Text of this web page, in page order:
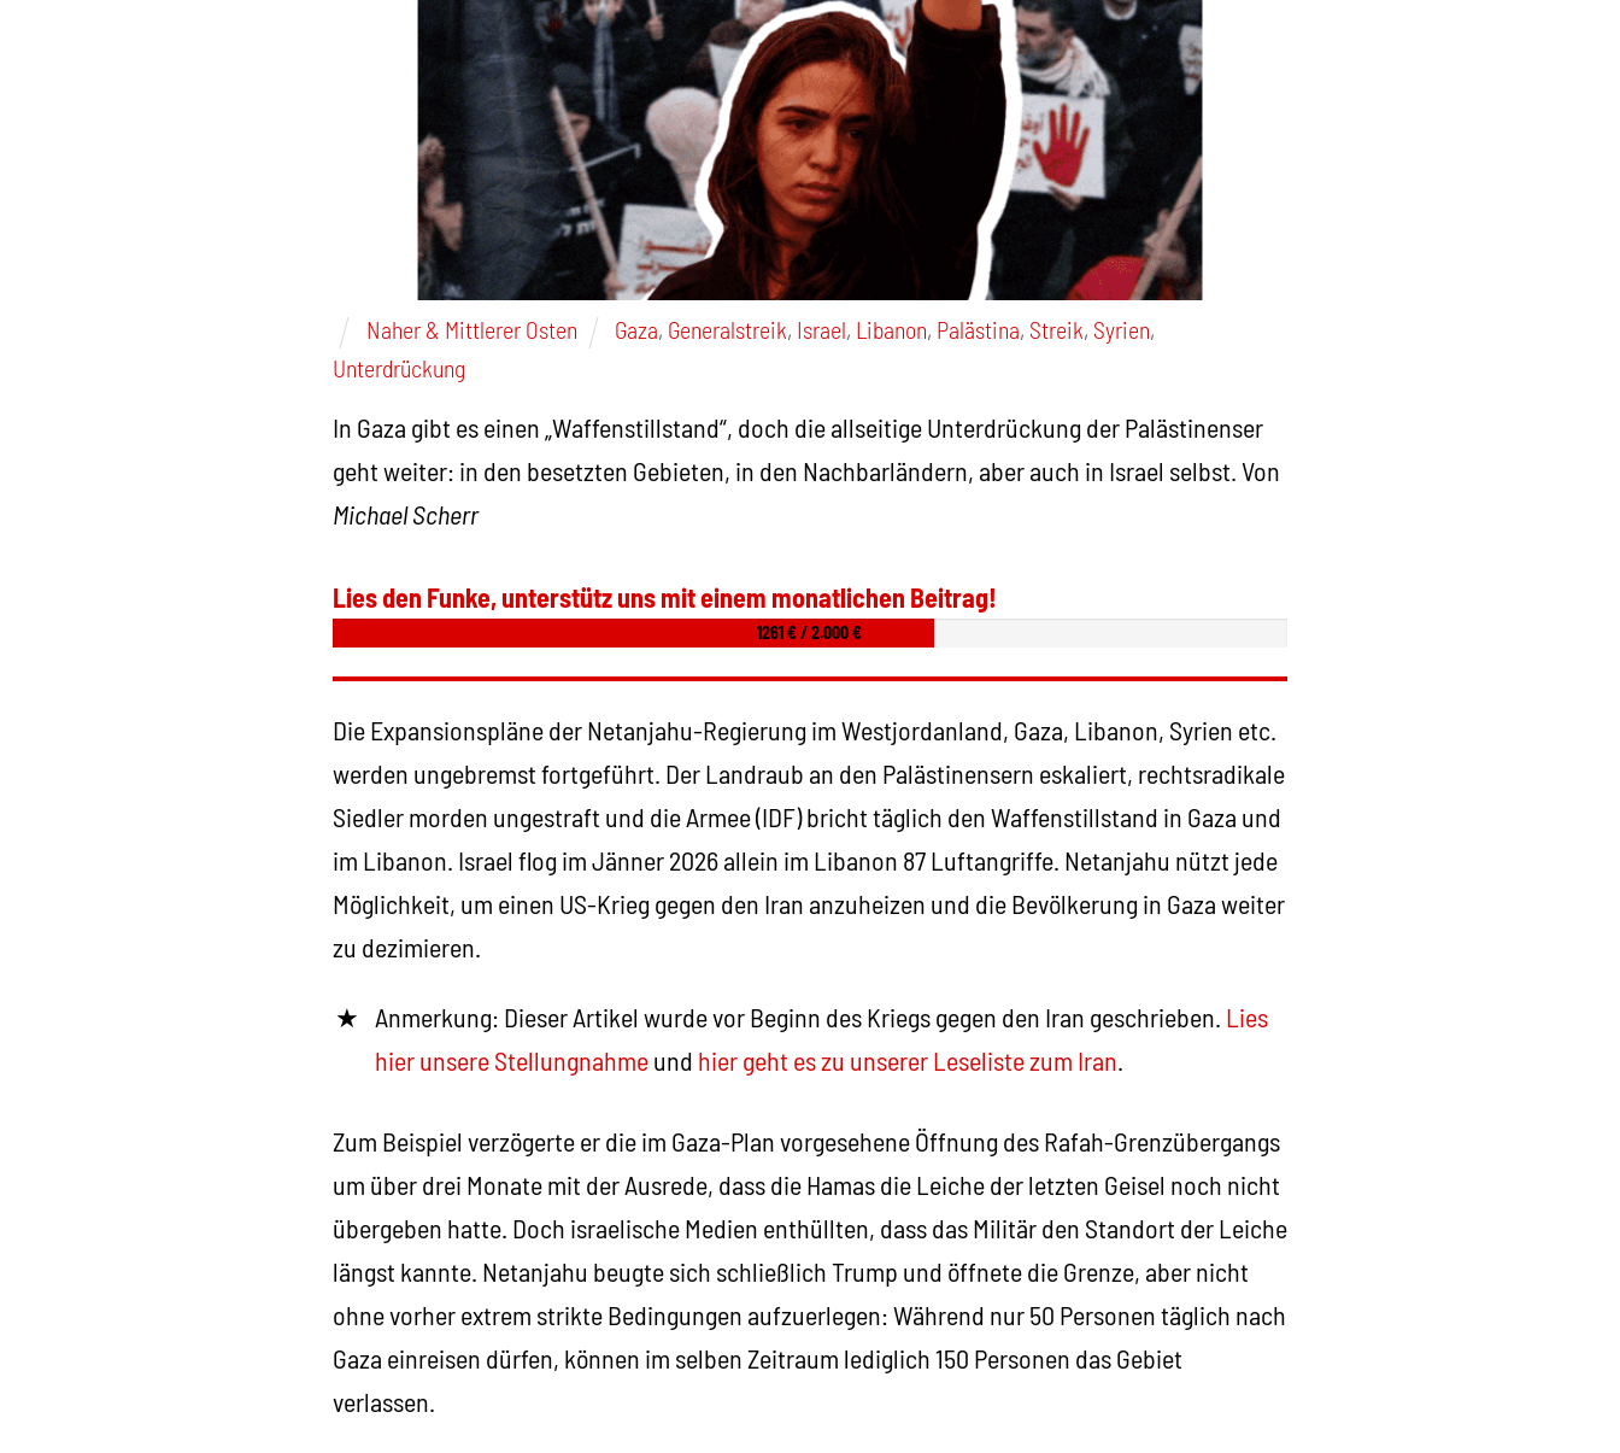
Naher & Mittlerer Osten Gaza, Generalstreik, Israel, Libanon, Palästina, Streik, Syrien,
Unterdrückung
In Gaza gibt es einen „Waffenstillstand“, doch die allseitige Unterdrückung der Palästinenser
geht weiter: in den besetzten Gebieten, in den Nachbarländern, aber auch in Israel selbst. Von
Michael Scherr
Lies den Funke, unterstütz uns mit einem monatlichen Beitrag!
1261 € / 2.000 €
Die Expansionspläne der Netanjahu-Regierung im Westjordanland, Gaza, Libanon, Syrien etc.
werden ungebremst fortgeführt. Der Landraub an den Palästinensern eskaliert, rechtsradikale
Siedler morden ungestraft und die Armee (IDF) bricht täglich den Waffenstillstand in Gaza und
im Libanon. Israel flog im Jänner 2026 allein im Libanon 87 Luftangriffe. Netanjahu nützt jede
Möglichkeit, um einen US-Krieg gegen den Iran anzuheizen und die Bevölkerung in Gaza weiter
zu dezimieren.
Anmerkung: Dieser Artikel wurde vor Beginn des Kriegs gegen den Iran geschrieben. Lies
hier unsere Stellungnahmeund hier geht es zu unserer Leseliste zum Iran.
Zum Beispiel verzögerte er die im Gaza-Plan vorgesehene Öffnung des Rafah-Grenzübergangs
um über drei Monate mit der Ausrede, dass die Hamas die Leiche der letzten Geisel noch nicht
übergeben hatte. Doch israelische Medien enthüllten, dass das Militär den Standort der Leiche
längst kannte. Netanjahu beugte sich schließlich Trump und öffnete die Grenze, aber nicht
ohne vorher extrem strikte Bedingungen aufzuerlegen: Während nur 50 Personen täglich nach
Gaza einreisen dürfen, können im selben Zeitraum lediglich 150 Personen das Gebiet
verlassen.